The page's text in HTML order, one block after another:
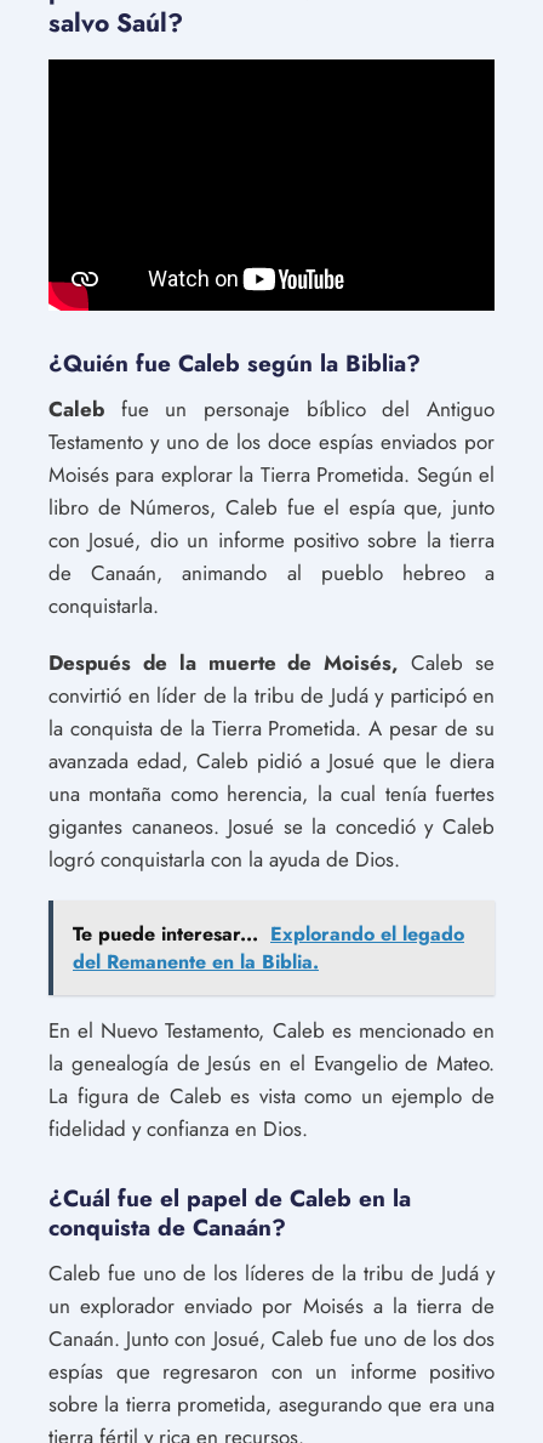
salvo Saúl?
¿Quién fue Caleb según la Biblia?
Caleb fue un personaje bíblico del Antiguo
Testamento y uno de los doce espías enviados por
Moisés para explorar la Tierra Prometida. Según el
libro de Números, Caleb fue el espía que, junto
con Josué, dio un informe positivo sobre la tierra
de Canaán, animando al pueblo hebreo a
conquistarla.
Después de la muerte de Moisés, Caleb se
convirtió en líder de la tribu de Judá y participó en
la conquista de la Tierra Prometida. A pesar de su
avanzada edad, Caleb pidió a Josué que le diera
una montaña como herencia, la cual tenía fuertes
gigantes cananeos. Josué se la concedió y Caleb
logró conquistarla con la ayuda de Dios.
Te puede interesar... Explorando el legado
del Remanente en la Biblia.
En el Nuevo Testamento, Caleb es mencionado en
la genealogía de Jesús en el Evangelio de Mateo.
La figura de Caleb es vista como un ejemplo de
fidelidad y confianza en Dios.
¿Cuál fue el papel de Caleb en la
conquista de Canaán?
Caleb fue uno de los líderes de la tribu de Judá y
un explorador enviado por Moisés a la tierra de
Canaán. Junto con Josué, Caleb fue uno de los dos
espías que regresaron con un informe positivo
sobre la tierra prometida, asegurando que era una
tierra fértil y rica en recursos.